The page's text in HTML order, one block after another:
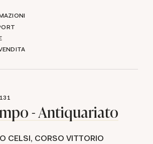
131
- Antiquariato
CELSI, CORSO VITTORIO